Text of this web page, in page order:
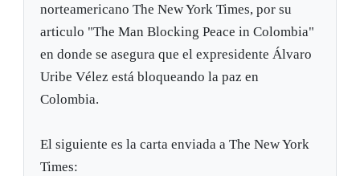
norteamericano The New York Times, por su
articulo "The Man Blocking Peace in Colombia"
en donde se asegura que el expresidente Álvaro
Uribe Vélez está bloqueando la paz en
Colombia.
El siguiente es la carta enviada a The New York
Times: